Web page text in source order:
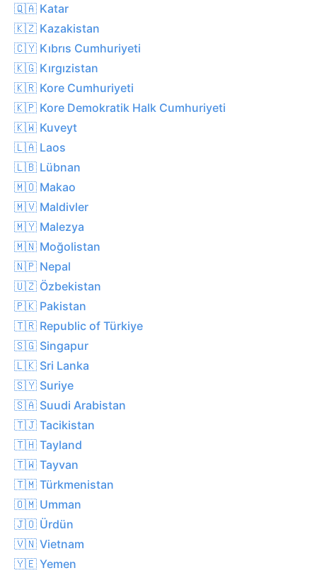
🇶🇦 Katar
🇰🇿 Kazakistan
🇨🇾 Kıbrıs Cumhuriyeti
🇰🇬 Kırgızistan
🇰🇷 Kore Cumhuriyeti
🇰🇵 Kore Demokratik Halk Cumhuriyeti
🇰🇼 Kuveyt
🇱🇦 Laos
🇱🇧 Lübnan
🇲🇴 Makao
🇲🇻 Maldivler
🇲🇾 Malezya
🇲🇳 Moğolistan
🇳🇵 Nepal
🇺🇿 Özbekistan
🇵🇰 Pakistan
🇹🇷 Republic of Türkiye
🇸🇬 Singapur
🇱🇰 Sri Lanka
🇸🇾 Suriye
🇸🇦 Suudi Arabistan
🇹🇯 Tacikistan
🇹🇭 Tayland
🇹🇼 Tayvan
🇹🇲 Türkmenistan
🇴🇲 Umman
🇯🇴 Ürdün
🇻🇳 Vietnam
🇾🇪 Yemen